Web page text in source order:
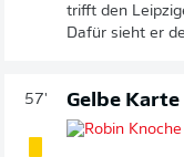
trifft den
Dafür sieht er
57' Gelbe Karte